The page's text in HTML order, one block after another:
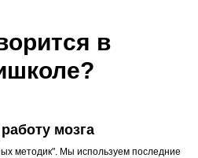
в
мозга
методик". Мы используем последние